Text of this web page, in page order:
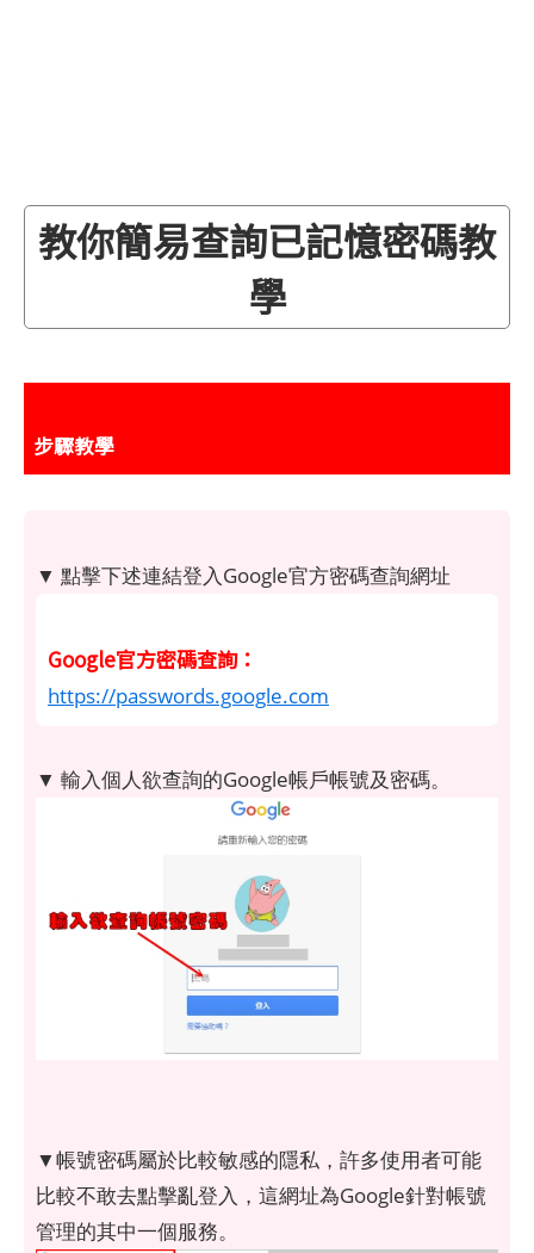
教你簡易查詢已記憶密碼教
學
步驟教學
▼ 點擊下述連結登入Google官方密碼查詢網址
Google官方密碼查詢：
https://passwords.google.com
▼ 輸入個人欲查詢的Google帳戶帳號及密碼。
▼帳號密碼屬於比較敏感的隱私，許多使用者可能
比較不敢去點擊亂登入，這網址為Google針對帳號
管理的其中一個服務。